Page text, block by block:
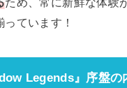
ています！
Legends』序盤の